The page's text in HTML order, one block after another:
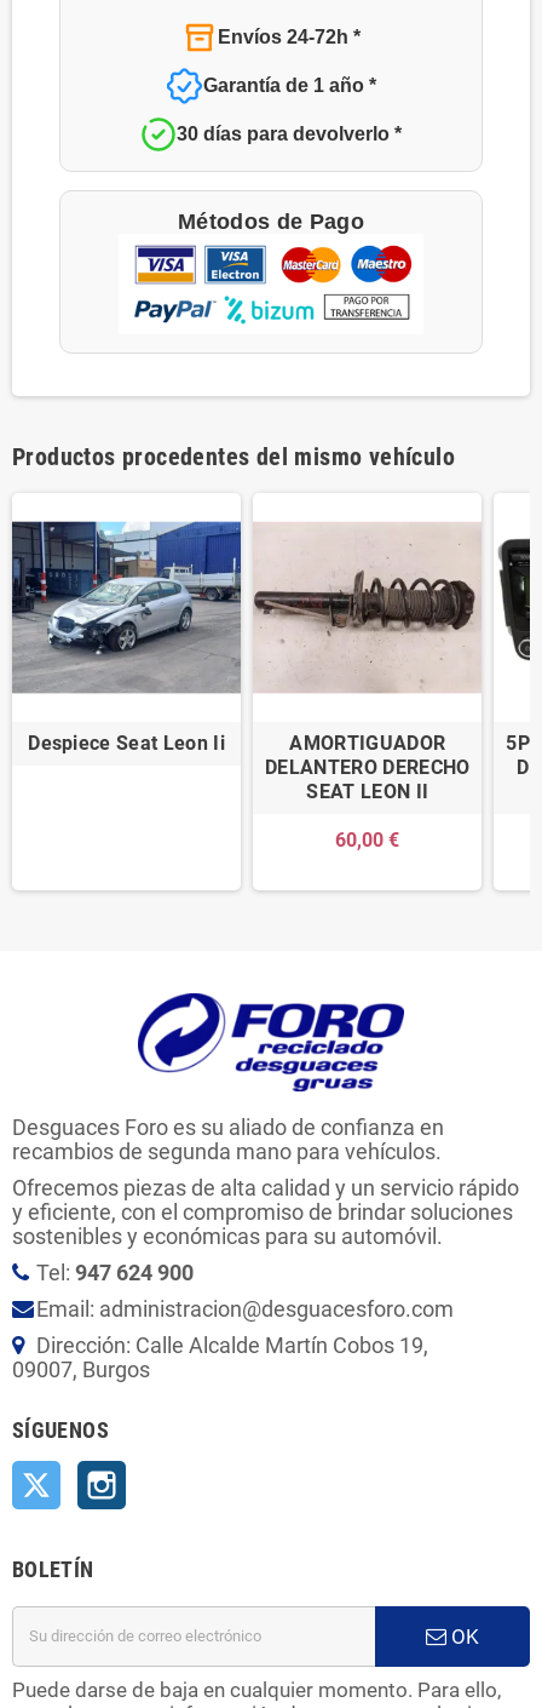
Envíos 24-72h *
Garantía de 1 año *
30 días para devolverlo *
Métodos de Pago
Productos procedentes del mismo vehículo
Despiece Seat Leon Ii
AMORTIGUADOR
DELANTERO DERECHO
SEAT LEON II
60,00 €
Desguaces Foro es su aliado de confianza en
recambios de segunda mano para vehículos.
Ofrecemos piezas de alta calidad y un servicio rápido
y eficiente, con el compromiso de brindar soluciones
sostenibles y económicas para su automóvil.
Tel: 947 624 900
Email: administracion@desguacesforo.com
Dirección: Calle Alcalde Martín Cobos 19,
09007, Burgos
SÍGUENOS
Twitter
BOLETÍN
OK
Puede darse de baja en cualquier momento. Para ello,